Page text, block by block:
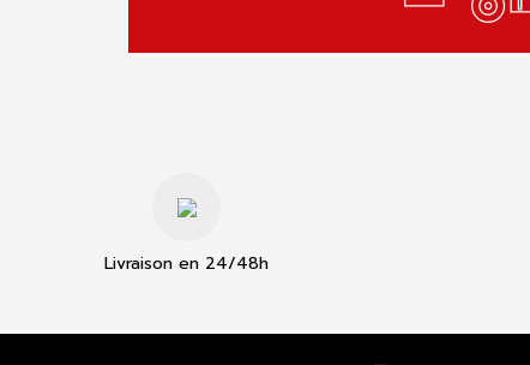
Livraison en 24/48h